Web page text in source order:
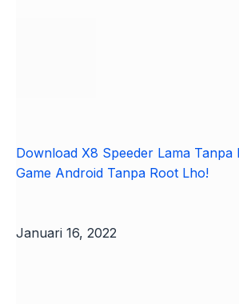
Download X8 Speeder Lama
Game Android Tanpa Root Lho!
Januari 16, 2022